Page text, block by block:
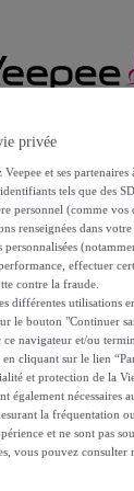
privée
et ses
tels que des
personnel (comme
renseignées dans
effectuer
contre la fraude.
différentes utilisations
le bouton "Continuer
navigateur et/ou
cliquant sur le lien
et protection de la
également nécessaires
la fréquentation
et ne sont pas
vous pouvez consulter